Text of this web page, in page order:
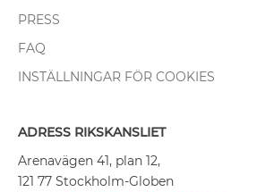
PRESS
FAQ
INSTÄLLNINGAR FÖR COOKIES
ADRESS RIKSKANSLIET
Arenavägen 41, plan 12,
121 77 Stockholm-Globen